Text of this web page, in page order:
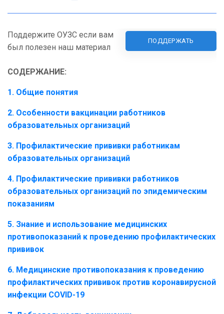
Поддержите ОУЗС если вам
был полезен наш материал
ПОДДЕРЖАТЬ
СОДЕРЖАНИЕ:
1. Общие понятия
2. Особенности вакцинации работников
образовательных организаций
3. Профилактические прививки работникам
образовательных организаций
4. Профилактические прививки работников
образовательных организаций по эпидемическим
показаниям
5. Знание и использование медицинских
противопоказаний к проведению профилактических
прививок
6. Медицинские противопоказания к проведению
профилактических прививок против коронавирусной
инфекции COVID-19